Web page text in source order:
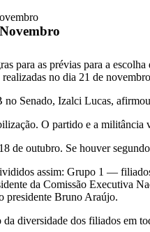
para as prévias para a
no dia 21 de
no Senado, Izalci Lucas,
O partido e a militância
de outubro. Se houver
assim: Grupo 1 —
da Comissão Executiva
presidente Bruno Araújo.
diversidade dos filiados em